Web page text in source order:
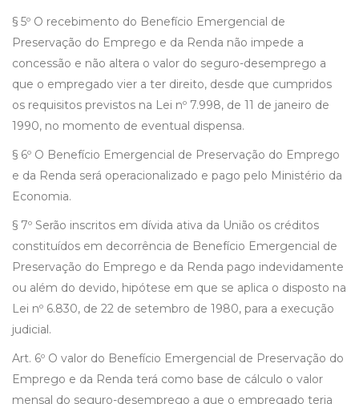
§ 5º O recebimento do Benefício Emergencial de
Preservação do Emprego e da Renda não impede a
concessão e não altera o valor do seguro-desemprego a
que o empregado vier a ter direito, desde que cumpridos
os requisitos previstos na Lei nº 7.998, de 11 de janeiro de
1990, no momento de eventual dispensa.
§ 6º O Benefício Emergencial de Preservação do Emprego
e da Renda será operacionalizado e pago pelo Ministério da
Economia.
§ 7º Serão inscritos em dívida ativa da União os créditos
constituídos em decorrência de Benefício Emergencial de
Preservação do Emprego e da Renda pago indevidamente
ou além do devido, hipótese em que se aplica o disposto na
Lei nº 6.830, de 22 de setembro de 1980, para a execução
judicial.
Art. 6º O valor do Benefício Emergencial de Preservação do
Emprego e da Renda terá como base de cálculo o valor
mensal do seguro-desemprego a que o empregado teria